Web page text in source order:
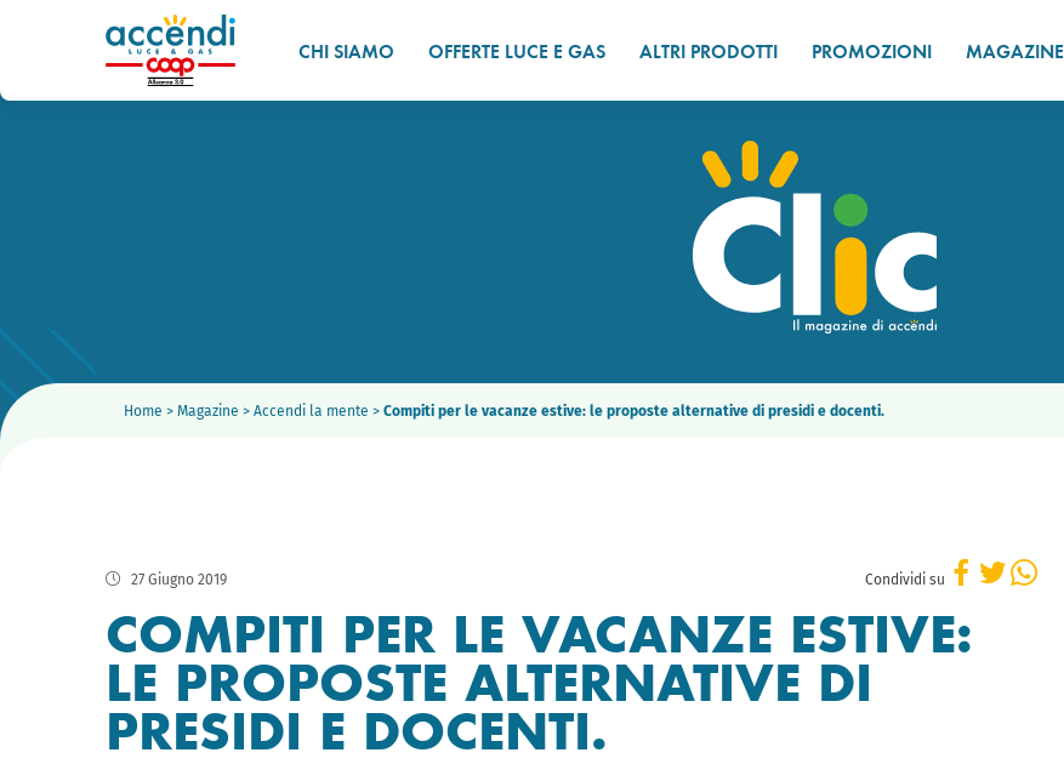
CHI SIAMO OFFERTE LUCE E GAS ALTRI PRODOTTI PROMOZIONI MAGAZINE
Home > Magazine > Accendi la mente > Compiti per le vacanze estive: le proposte alternative di presidi e docenti.
27 Giugno 2019 Condividi su
COMPITI PER LE VACANZE ESTIVE:
LE PROPOSTE ALTERNATIVE DI
PRESIDI E DOCENTI.